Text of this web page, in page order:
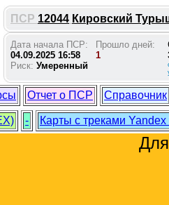
ПСР 12044 Кировский
Дата начала ПСР:
04.09.2025 16:58
Риск: Умеренный
Прошло дней:
1
Отчет о ПСР Справочник
- Карты с треками